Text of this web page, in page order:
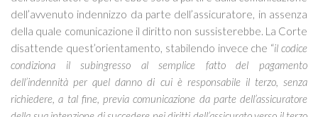
dell’avvenuto indennizzo da parte dell’assicuratore, in assenza
della quale comunicazione il diritto non sussisterebbe. La Corte
disattende quest’orientamento, stabilendo invece che “il codice
condiziona il subingresso al semplice fatto del pagamento
dell’indennità per quel danno di cui è responsabile il terzo, senza
richiedere, a tal fine, previa comunicazione da parte dell’assicuratore